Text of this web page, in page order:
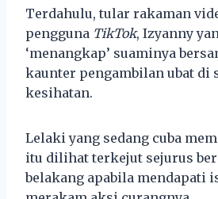
Terdahulu, tular rakaman
pengguna TikTok, Izyanny
‘menangkap’ suaminya
kaunter pengambilan ubat di
kesihatan.
Lelaki yang sedang cuba
itu dilihat terkejut sejurus
belakang apabila mendapati